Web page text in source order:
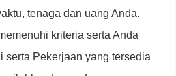
tenaga dan uang Anda.
kriteria serta Anda
serta Pekerjaan yang tersedia